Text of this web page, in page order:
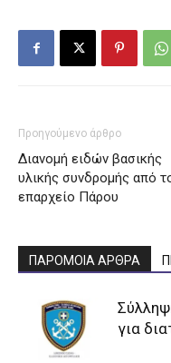
Προηγούμενο άρθρο
Διανομή ειδών βασικής
υλικής συνδρομής από
επαρχείο Πάρου
ΠΑΡΟΜΟΙΑ ΑΡΘΡΑ
για